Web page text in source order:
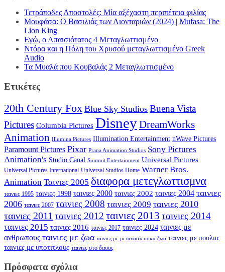
Τετράποδες Αποστολές: Μία αξέχαστη περιπέτεια φιλίας
Μουφάσα: Ο Βασιλιάς των Λιονταριών (2024) | Mufasa: The
Lion King
Εγώ, ο Απαισιότατος 4 Μεταγλωττισμένο
Ντόρα και η Πόλη του Χρυσού μεταγλωττισμένο Greek
Audio
Τα Μυαλά που Κουβαλάς 2 Μεταγλωττισμένο
Ετικέτες
20th Century Fox Blue Sky Studios Buena Vista
Pictures Columbia Pictures DisneyDreamWorks
Animation Illumina Pictures Illumination Entertainment nWave Pictures
Paramount Pictures Pixar Prana Animation Studios Sony Pictures
Animation's Studio Canal Summit Entertainment Universal Pictures
Universal Pictures International Universal Studios Home Warner Bros.
Animation Ταινιες 2005 διαφορα μετεγλωττισμνα
ταινιες 1995 ταινιες 1998 ταινιες 2000 ταινιες 2002 ταινιες 2004 ταινιες
2006 ταινιες 2007 ταινιες 2008 ταινιες 2009 ταινιες 2010
ταινιες 2011 ταινιες 2012 ταινιες 2013 ταινιες 2014
ταινιες 2015 ταινιες 2016 ταινιες 2017 ταινιες 2024 ταινιες με
ανθρωπους ταινιες με ζωα ταινιες με μεταναστευτικα ζωα ταινιες με πουλια
ταινιες με υποτιτλους ταινιες στο δασος
Πρόσφατα σχόλια